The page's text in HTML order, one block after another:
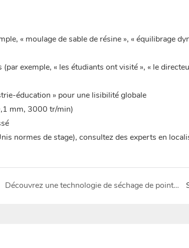
« moulage de sable de résine », « équilibrage
exemple, « les étudiants ont visité », « le
éducation » pour une lisibilité globale
mm, 3000 tr/min)
normes de stage), consultez des experts en
Découvrez une technologie de séchage de pointe à l'Exposition internationale des produits de base d'Ouzbékistan 2025